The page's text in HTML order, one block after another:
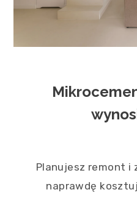
Planujesz remont i
naprawdę